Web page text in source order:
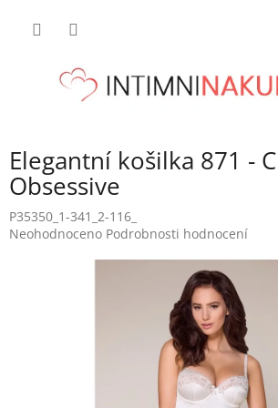
Elegantní košilka 871 -
Obsessive
P35350_1-341_2-116_
Průměrné
Neohodnoceno Podrobnosti hodnocení